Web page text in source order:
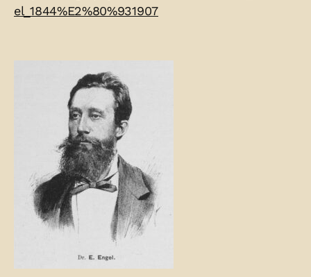
el_1844%E2%80%931907
Fotogalerie: